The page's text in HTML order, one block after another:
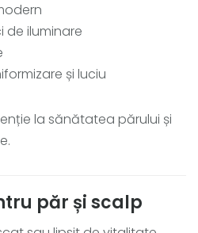
de iluminare
și luciu
la sănătatea părului și
păr și scalp